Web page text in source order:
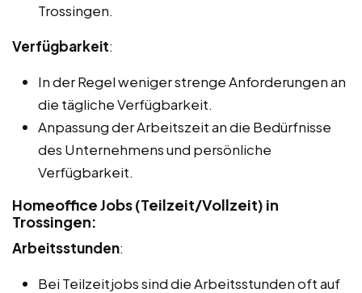
Trossingen.
Verfügbarkeit:
In der Regel weniger strenge Anforderungen an
die tägliche Verfügbarkeit.
Anpassung der Arbeitszeit an die Bedürfnisse
des Unternehmens und persönliche
Verfügbarkeit.
Homeoffice Jobs (Teilzeit/Vollzeit) in
Trossingen:
Arbeitsstunden:
Bei Teilzeitjobs sind die Arbeitsstunden oft auf